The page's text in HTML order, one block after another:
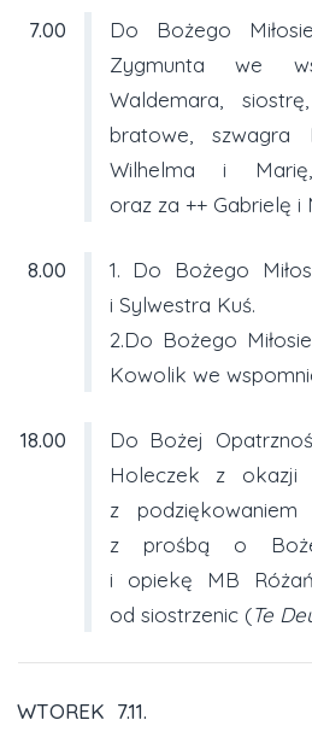
7.00
Do Bożego
Zygmunta we
Waldemara,
bratowe, szwagra
Wilhelma i
oraz za ++ Gabrielę i
8.00
1. Do Bożego
i Sylwestra Kuś.
2.Do Bożego
Kowolik we
18.00
Do Bożej
Holeczek z okazji
z
z prośbą o Boże
i opiekę MB
od siostrzenic (Te
WTOREK 7.11.